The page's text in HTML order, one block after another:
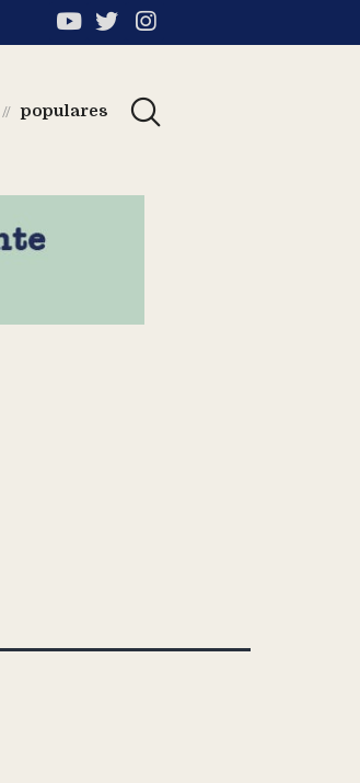
// populares